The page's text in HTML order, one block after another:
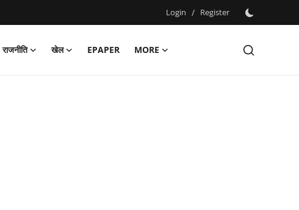
Login / Register
राजनीति खेल EPAPER
MORE